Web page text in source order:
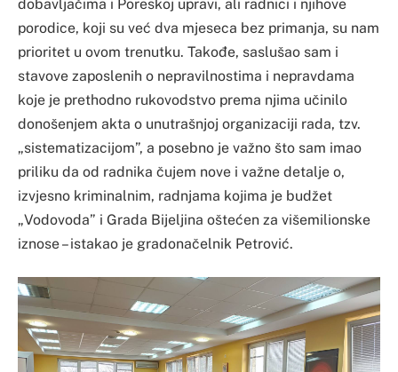
dobavljačima i Poreskoj upravi, ali radnici i njihove
porodice, koji su već dva mjeseca bez primanja, su nam
prioritet u ovom trenutku. Takođe, saslušao sam i
stavove zaposlenih o nepravilnostima i nepravdama
koje je prethodno rukovodstvo prema njima učinilo
donošenjem akta o unutrašnjoj organizaciji rada, tzv.
„sistematizacijom”, a posebno je važno što sam imao
priliku da od radnika čujem nove i važne detalje o,
izvjesno kriminalnim, radnjama kojima je budžet
„Vodovoda” i Grada Bijeljina oštećen za višemilionske
iznose – istakao je gradonačelnik Petrović.